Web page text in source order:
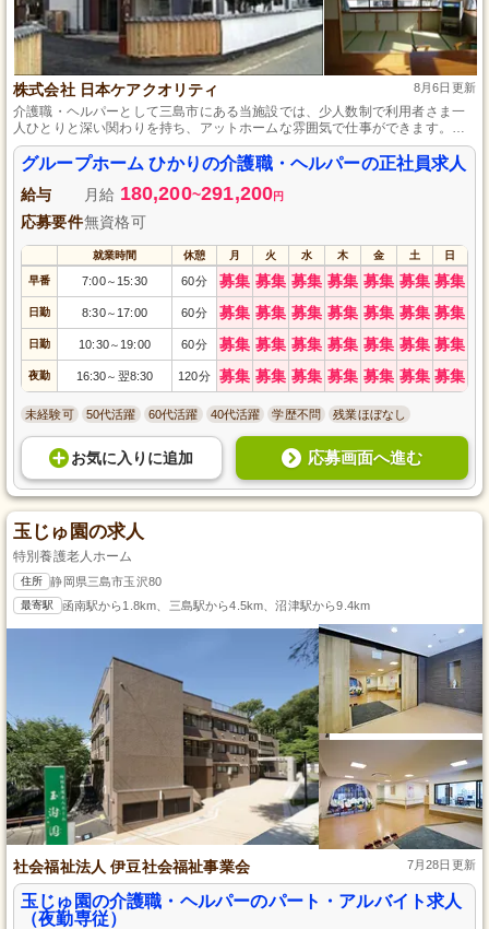
株式会社 日本ケアクオリティ 8月6日更新
介護職・ヘルパーとして三島市にある当施設では、少人数制で利用者さま一
人ひとりと深い関わりを持ち、アットホームな雰囲気で仕事ができます。利
用者さまの日常生活のサポートを主に、チームで協力しながら、一から介護
のスキルを学び、成長できる環境があります。未経験の方でも安心して始め
られるよう、充実した研修制度をご用意しております。
グループホーム ひかりの介護職・ヘルパーの正社員求人
給与 月給 180,200~291,200円
応募要件無資格可
就業時間 休憩 月 火 水 木 金 土 日
早番 7:00～ 15:30 60分 募集 募集 募集 募集 募集 募集 募集
日勤 8:30～ 17:00 60分 募集 募集 募集 募集 募集 募集 募集
日勤 10:30～ 19:00 60分 募集 募集 募集 募集 募集 募集 募集
夜勤 16:30～ 翌8:30 120分 募集 募集 募集 募集 募集 募集 募集
未経験可 50代活躍 60代活躍 40代活躍 学歴不問 残業ほぼなし
お気に入り に追加 応募画面へ進む
玉じゅ園の求人
特別養護老人ホーム
住所 静岡県三島市玉沢80
最寄駅 函南駅から1.8km、三島駅から4.5km、沼津駅から9.4km
社会福祉法人 伊豆社会福祉事業会 7月28日更新
玉じゅ園の介護職・ヘルパーのパート・アルバイト求人
（夜勤専従）